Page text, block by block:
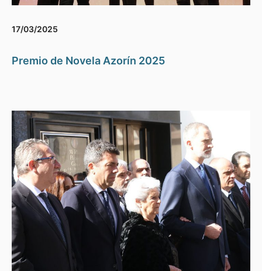
17/03/2025
Premio de Novela Azorín 2025